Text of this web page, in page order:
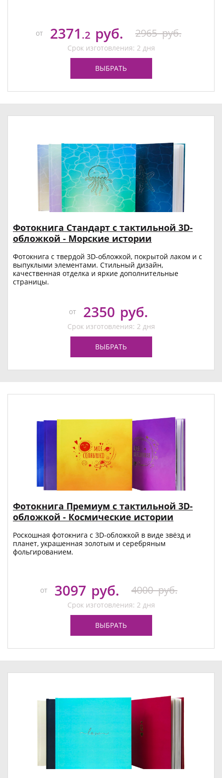
от 2371 .2 руб. 2965 руб.
Срок изготовления: 2 дня
ВЫБРАТЬ
Фотокнига Стандарт с тактильной 3D-
обложкой - Морские истории
Фотокнига с твердой 3D-обложкой, покрытой лаком и с
выпуклыми элементами. Стильный дизайн,
качественная отделка и яркие дополнительные
страницы.
от 2350 руб.
Срок изготовления: 2 дня
ВЫБРАТЬ
Фотокнига Премиум с тактильной 3D-
обложкой - Космические истории
Роскошная фотокнига с 3D-обложкой в виде звёзд и
планет, украшенная золотым и серебряным
фольгированием.
от 3097 руб. 4000 руб.
Срок изготовления: 2 дня
ВЫБРАТЬ